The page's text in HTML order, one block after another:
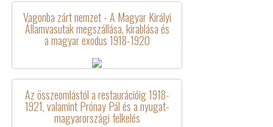
Vagonba zárt nemzet - A Magyar Királyi
Államvasutak megszállása, kirablása és
a magyar exodus 1918-1920
Az összeomlástól a restaurációig 1918-
1921, valamint Prónay Pál és a nyugat-
magyarországi felkelés